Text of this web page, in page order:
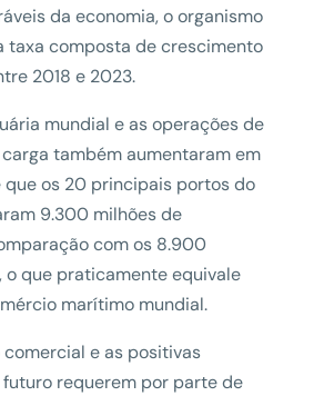
da economia, o organismo
taxa composta de crescimento
2018 e 2023.
mundial e as operações de
também aumentaram em
que os 20 principais portos do
9.300 milhões de
com os 8.900
o que praticamente equivale
marítimo mundial.
e as positivas
requerem por parte de